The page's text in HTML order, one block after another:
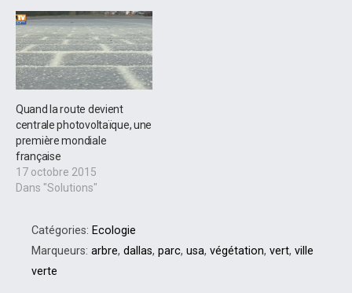
Quand la route devient
centrale photovoltaïque, une
première mondiale
française
17 octobre 2015
Dans "Solutions"
Catégories: Ecologie
Marqueurs: arbre, dallas, parc, usa, végétation, vert, ville
verte